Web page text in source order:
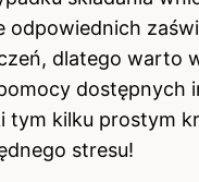
odpowiednich
dlatego warto
dostępnych
kilku prostym
stresu!